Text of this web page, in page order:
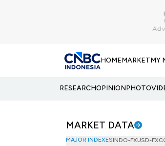
HOMEMARKETMY
RESEARCHOPINIONPHOTO
MARKET DATA
MAJOR INDEXESINDO-FXUSD-FX